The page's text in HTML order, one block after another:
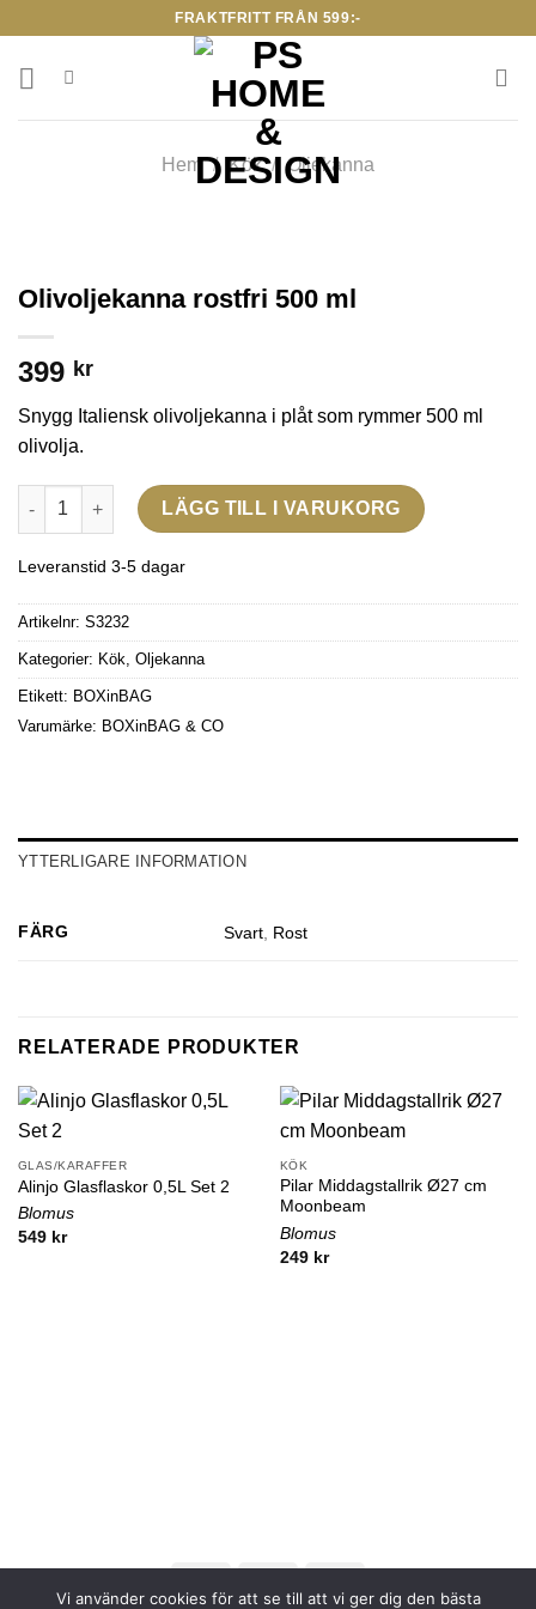
content
FRAKTFRITT FRÅN 599:-
Hem / Kök / Oljekanna
Olivoljekanna rostfri 500 ml
399 kr
Snygg Italiensk olivoljekanna i plåt som rymmer 500 ml
olivolja.
Olivoljekanna rostfri 500 ml mängd
LÄGG TILL I VARUKORG
Leveranstid 3-5 dagar
Artikelnr: S3232
Kategorier: Kök, Oljekanna
Etikett: BOXinBAG
Varumärke: BOXinBAG & CO
YTTERLIGARE INFORMATION
FÄRG Svart, Rost
RELATERADE PRODUKTER
GLAS/KARAFFER
Alinjo Glasflaskor 0,5L Set 2
Blomus
549 kr
KÖK
Pilar Middagstallrik Ø27 cm
Moonbeam
Blomus
249 kr
Vi använder cookies för att se till att vi ger dig den bästa